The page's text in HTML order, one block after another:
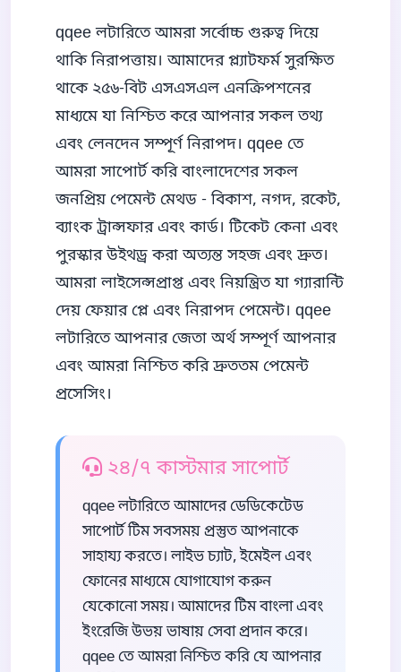
qqee লটারিতে আমরা সর্বোচ্চ গুরুত্ব দিয়ে
থাকি নিরাপত্তায়। আমাদের প্ল্যাটফর্ম সুরক্ষিত
থাকে ২৫৬-বিট এসএসএল এনক্রিপশনের
মাধ্যমে যা নিশ্চিত করে আপনার সকল তথ্য
এবং লেনদেন সম্পূর্ণ নিরাপদ। qqee তে
আমরা সাপোর্ট করি বাংলাদেশের সকল
জনপ্রিয় পেমেন্ট মেথড - বিকাশ, নগদ, রকেট,
ব্যাংক ট্রান্সফার এবং কার্ড। টিকেট কেনা এবং
পুরস্কার উইথড্র করা অত্যন্ত সহজ এবং দ্রুত।
আমরা লাইসেন্সপ্রাপ্ত এবং নিয়ন্ত্রিত যা গ্যারান্টি
দেয় ফেয়ার প্লে এবং নিরাপদ পেমেন্ট। qqee
লটারিতে আপনার জেতা অর্থ সম্পূর্ণ আপনার
এবং আমরা নিশ্চিত করি দ্রুততম পেমেন্ট
প্রসেসিং।
২৪/৭ কাস্টমার সাপোর্ট
qqee লটারিতে আমাদের ডেডিকেটেড
সাপোর্ট টিম সবসময় প্রস্তুত আপনাকে
সাহায্য করতে। লাইভ চ্যাট, ইমেইল এবং
ফোনের মাধ্যমে যোগাযোগ করুন
যেকোনো সময়। আমাদের টিম বাংলা এবং
ইংরেজি উভয় ভাষায় সেবা প্রদান করে।
qqee তে আমরা নিশ্চিত করি যে আপনার